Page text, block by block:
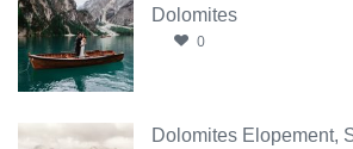
Dolomites
0
Dolomites Elopement,